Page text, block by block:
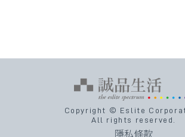
Copyright © Eslite
All rights reserved.
隱私條款